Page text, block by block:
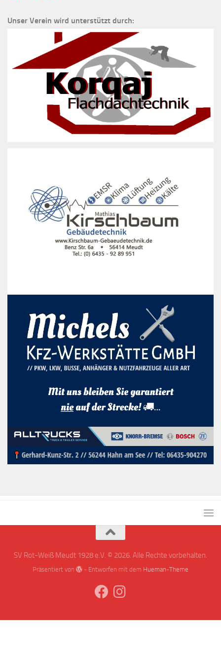
Unser Verein wird unterstützt durch:
SV Rot-Weiß Meudt 1928 e.V. © 2026. Alle Rechte vorbehalten.
Präsentiert von - Entworfen mit dem Hueman-Theme